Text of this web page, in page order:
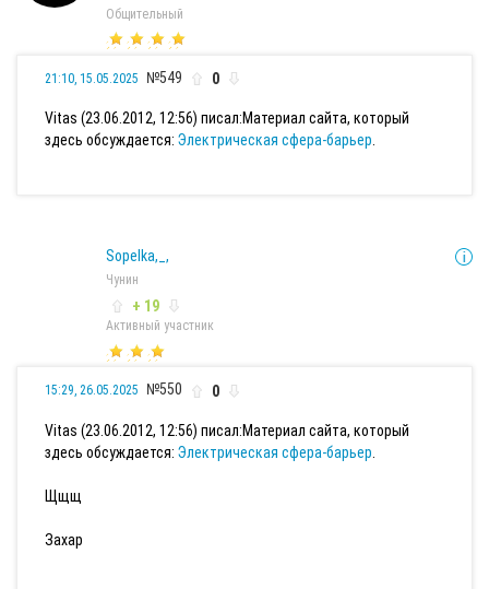
Общительный
21:10, 15.05.2025 №549 0
Vitas (23.06.2012, 12:56) писал:Материал сайта, который
здесь обсуждается: Электрическая сфера-барьер
Sopelka,_,
Чунин
+ 19
Активный участник
15:29, 26.05.2025 №550 0
Vitas (23.06.2012, 12:56) писал:Материал сайта, который
здесь обсуждается: Электрическая сфера-барьер
Щщщ
Захар